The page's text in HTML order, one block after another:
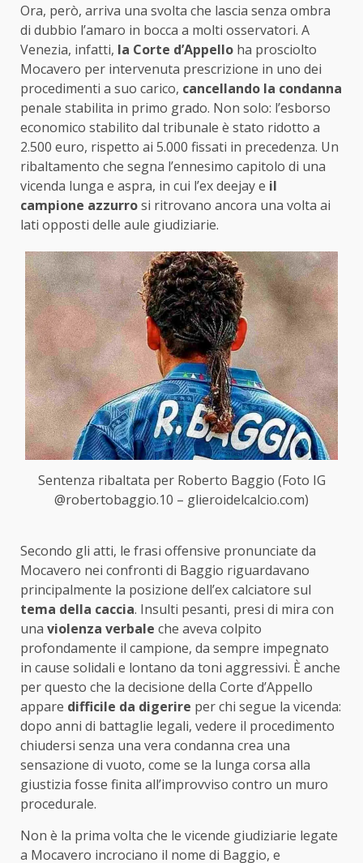
Ora, però, arriva una svolta che lascia senza ombra
di dubbio l’amaro in bocca a molti osservatori. A
Venezia, infatti, la Corte d’Appello ha prosciolto
Mocavero per intervenuta prescrizione in uno dei
procedimenti a suo carico, cancellando la condanna
penale stabilita in primo grado. Non solo: l’esborso
economico stabilito dal tribunale è stato ridotto a
2.500 euro, rispetto ai 5.000 fissati in precedenza. Un
ribaltamento che segna l’ennesimo capitolo di una
vicenda lunga e aspra, in cui l’ex deejay e il
campione azzurrosi ritrovano ancora una volta ai
lati opposti delle aule giudiziarie.
Sentenza ribaltata per Roberto Baggio (Foto IG
@robertobaggio.10 – glieroidelcalcio.com)
Secondo gli atti, le frasi offensive pronunciate da
Mocavero nei confronti di Baggio riguardavano
principalmente la posizione dell’ex calciatore sul
tema della caccia. Insulti pesanti, presi di mira con
una violenza verbale che aveva colpito
profondamente il campione, da sempre impegnato
in cause solidali e lontano da toni aggressivi. È anche
per questo che la decisione della Corte d’Appello
appare difficile da digerire per chi segue la vicenda:
dopo anni di battaglie legali, vedere il procedimento
chiudersi senza una vera condanna crea una
sensazione di vuoto, come se la lunga corsa alla
giustizia fosse finita all’improvviso contro un muro
procedurale.
Non è la prima volta che le vicende giudiziarie legate
a Mocavero incrociano il nome di Baggio, e